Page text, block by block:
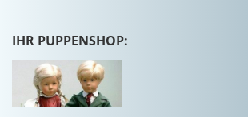
IHR PUPPENSHOP: